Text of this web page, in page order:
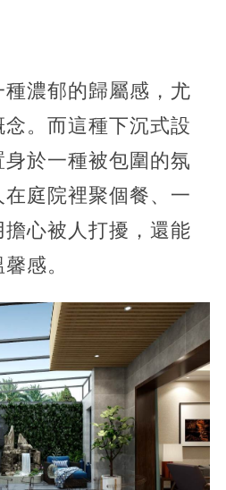
濃郁的歸屬感，尤
。而這種下沉式設
於一種被包圍的氛
庭院裡聚個餐、一
心被人打擾，還能
感。